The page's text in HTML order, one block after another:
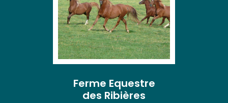
Ferme Equestre
des Ribières